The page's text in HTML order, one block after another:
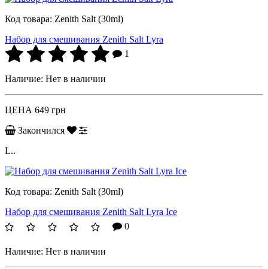
Код товара: Zenith Salt (30ml)
Набор для смешивания Zenith Salt Lyra
1
Наличие: Нет в наличии
ЦЕНА 649 грн
Закончился
L..
Код товара: Zenith Salt (30ml)
Набор для смешивания Zenith Salt Lyra Ice
0
Наличие: Нет в наличии